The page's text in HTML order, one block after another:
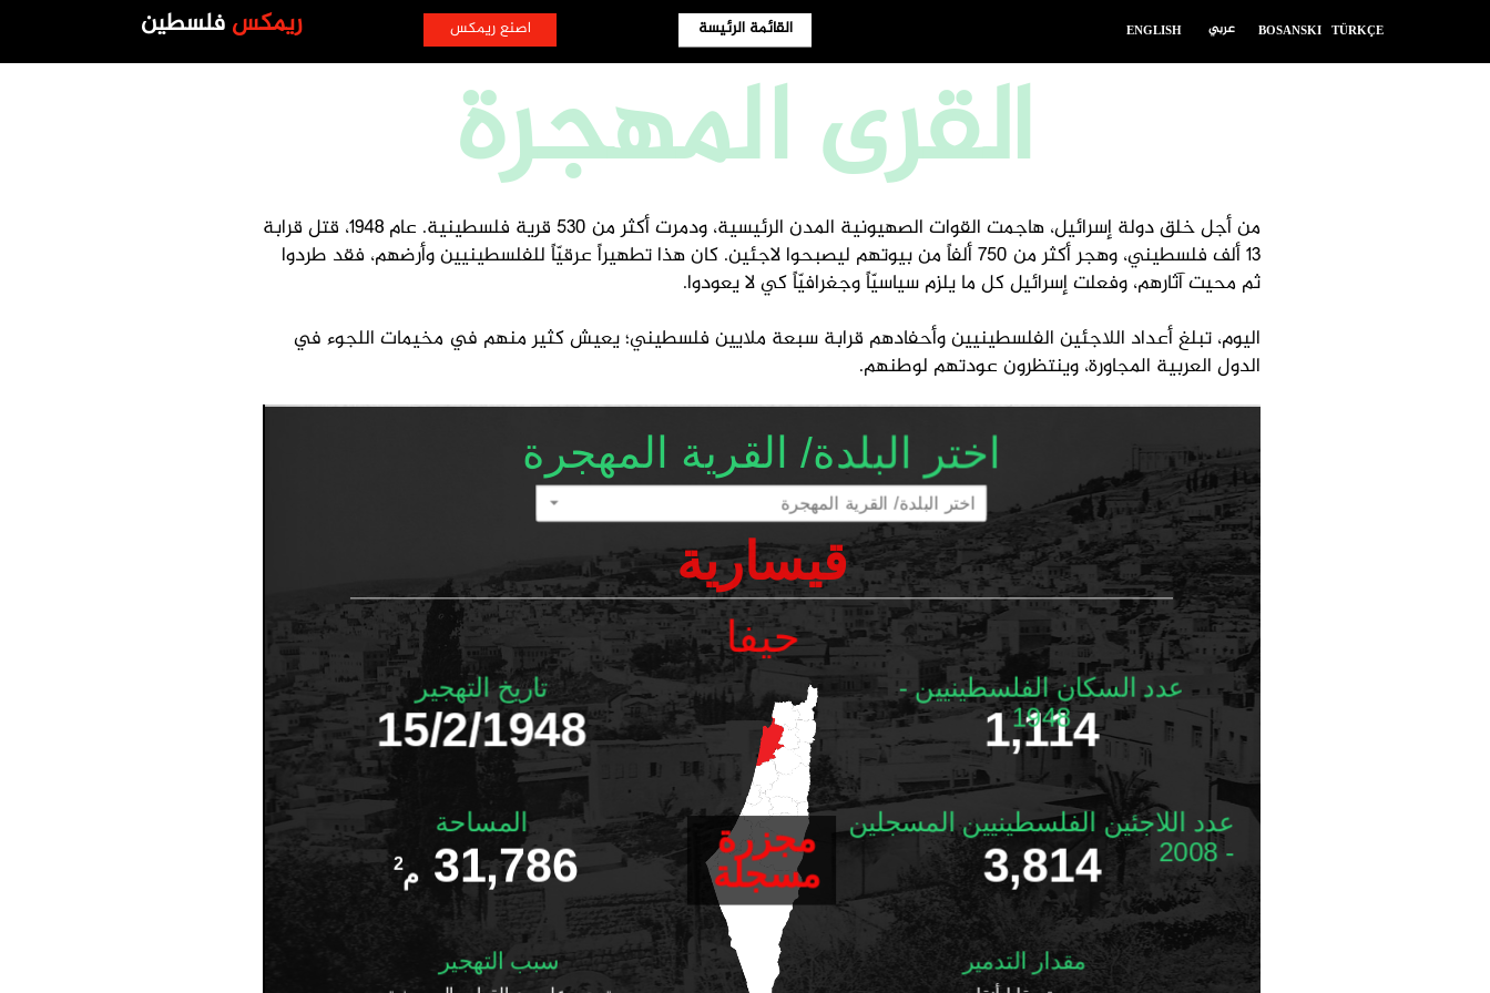
ريمكسفلسطين اصنع ريمكس القائمة الرئيسة
القائمة الرئيسة ENGLISH عربي BOSANSKI TÜRKÇE
القرى المهجرة
من أجل خلق دولة إسرائيل، هاجمت القوات الصهيونية المدن الرئيسية، ودمرت أكثر من 530 قرية فلسطينية. عام 1948، قتل قرابة
13 ألف فلسطيني، وهجر أكثر من 750 ألفاً من بيوتهم ليصبحوا لاجئين. كان هذا تطهيراً عرقيّاً للفلسطينيين وأرضهم، فقد طردوا
ثم محيت آثارهم، وفعلت إسرائيل كل ما يلزم سياسيّاً وجغرافيّاً كي لا يعودوا.
اليوم، تبلغ أعداد اللاجئين الفلسطينيين وأحفادهم قرابة سبعة ملايين فلسطيني؛ يعيش كثير منهم في مخيمات اللجوء في
الدول العربية المجاورة، وينتظرون عودتهم لوطنهم.